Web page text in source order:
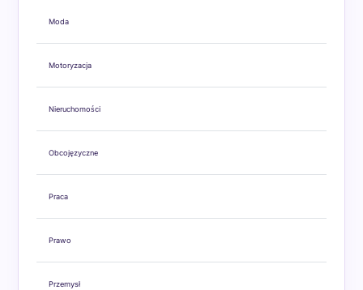
Moda
Motoryzacja
Nieruchomości
Obcojęzyczne
Praca
Prawo
Przemysł